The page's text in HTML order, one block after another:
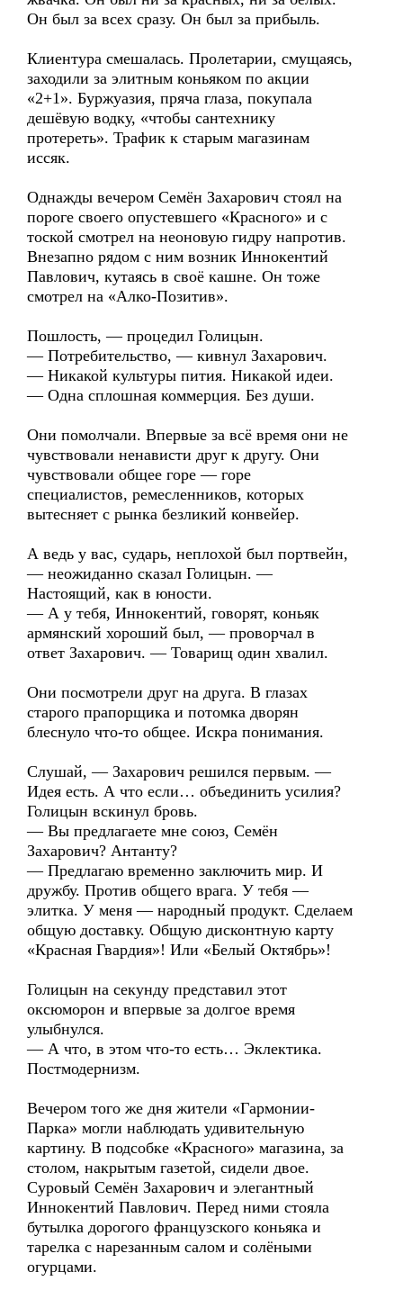
Он был за всех сразу. Он был за прибыль.
Клиентура смешалась. Пролетарии, смущаясь,
заходили за элитным коньяком по акции
«2+1». Буржуазия, пряча глаза, покупала
дешёвую водку, «чтобы сантехнику
протереть». Трафик к старым магазинам
иссяк.
Однажды вечером Семён Захарович стоял на
пороге своего опустевшего «Красного» и с
тоской смотрел на неоновую гидру напротив.
Внезапно рядом с ним возник Иннокентий
Павлович, кутаясь в своё кашне. Он тоже
смотрел на «Алко-Позитив».
Пошлость, — процедил Голицын.
— Потребительство, — кивнул Захарович.
— Никакой культуры пития. Никакой идеи.
— Одна сплошная коммерция. Без души.
Они помолчали. Впервые за всё время они не
чувствовали ненависти друг к другу. Они
чувствовали общее горе — горе
специалистов, ремесленников, которых
вытесняет с рынка безликий конвейер.
А ведь у вас, сударь, неплохой был портвейн,
— неожиданно сказал Голицын. —
Настоящий, как в юности.
— А у тебя, Иннокентий, говорят, коньяк
армянский хороший был, — проворчал в
ответ Захарович. — Товарищ один хвалил.
Они посмотрели друг на друга. В глазах
старого прапорщика и потомка дворян
блеснуло что-то общее. Искра понимания.
Слушай, — Захарович решился первым. —
Идея есть. А что если… объединить усилия?
Голицын вскинул бровь.
— Вы предлагаете мне союз, Семён
Захарович? Антанту?
— Предлагаю временно заключить мир. И
дружбу. Против общего врага. У тебя —
элитка. У меня — народный продукт. Сделаем
общую доставку. Общую дисконтную карту
«Красная Гвардия»! Или «Белый Октябрь»!
Голицын на секунду представил этот
оксюморон и впервые за долгое время
улыбнулся.
— А что, в этом что-то есть… Эклектика.
Постмодернизм.
Вечером того же дня жители «Гармонии-
Парка» могли наблюдать удивительную
картину. В подсобке «Красного» магазина, за
столом, накрытым газетой, сидели двое.
Суровый Семён Захарович и элегантный
Иннокентий Павлович. Перед ними стояла
бутылка дорогого французского коньяка и
тарелка с нарезанным салом и солёными
огурцами.